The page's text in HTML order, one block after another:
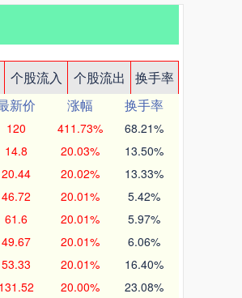
个股流入 个股流出
换手率
新价 涨幅
换手率
120 411.73% 68.21%
14.8 20.03% 13.50%
20.44 20.02% 13.33%
46.72 20.01% 5.42%
61.6 20.01% 5.97%
49.67 20.01% 6.06%
53.33 20.01% 16.40%
131.52 20.00% 23.08%